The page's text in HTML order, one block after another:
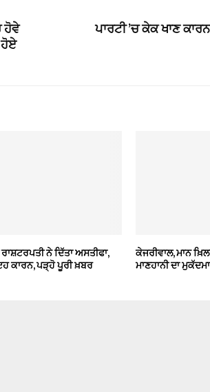
ਹੋਵੇ ਪਾਰਟੀ ’ਚ ਕੇਕ ਖਾਣ
ਨੇ ਦਿੱਤਾ ਅਸਤੀਫਾ,
ਕਾਰਨ, ਪੜ੍ਹੋ ਪੂਰੀ ਖ਼ਬਰ
ਕੇਜਰੀਵਾਲ, ਮਾਨ
ਮਾਣਹਾਨੀ ਦਾ